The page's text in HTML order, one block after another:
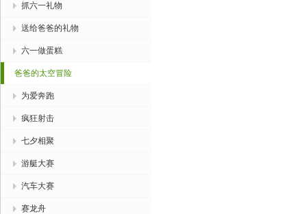
抓六一礼物
送给爸爸的礼物
六一做蛋糕
爸爸的太空冒险
为爱奔跑
疯狂射击
七夕相聚
游艇大赛
汽车大赛
赛龙舟